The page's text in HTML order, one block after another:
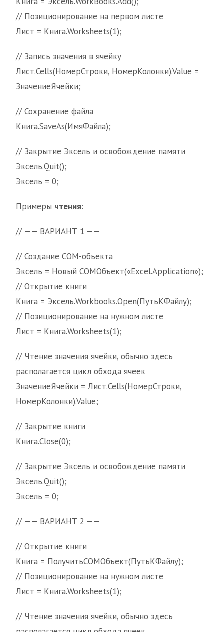
// Позиционирование на первом листе
Лист = Книга.Worksheets(1);
// Запись значения в ячейку
Лист.Cells(НомерСтроки, НомерКолонки).Value =
ЗначениеЯчейки;
// Сохранение файла
Книга.SaveAs(ИмяФайла);
// Закрытие Эксель и освобождение памяти
Эксель.Quit();
Эксель = 0;
Примеры чтения:
// —— ВАРИАНТ 1 ——
// Создание COM-объекта
Эксель = Новый COMОбъект(«Excel.Application»);
// Открытие книги
Книга = Эксель.Workbooks.Open(ПутьКФайлу);
// Позиционирование на нужном листе
Лист = Книга.Worksheets(1);
// Чтение значения ячейки, обычно здесь
располагается цикл обхода ячеек
ЗначениеЯчейки = Лист.Cells(НомерСтроки,
НомерКолонки).Value;
// Закрытие книги
Книга.Close(0);
// Закрытие Эксель и освобождение памяти
Эксель.Quit();
Эксель = 0;
// —— ВАРИАНТ 2 ——
// Открытие книги
Книга = ПолучитьCOMОбъект(ПутьКФайлу);
// Позиционирование на нужном листе
Лист = Книга.Worksheets(1);
// Чтение значения ячейки, обычно здесь